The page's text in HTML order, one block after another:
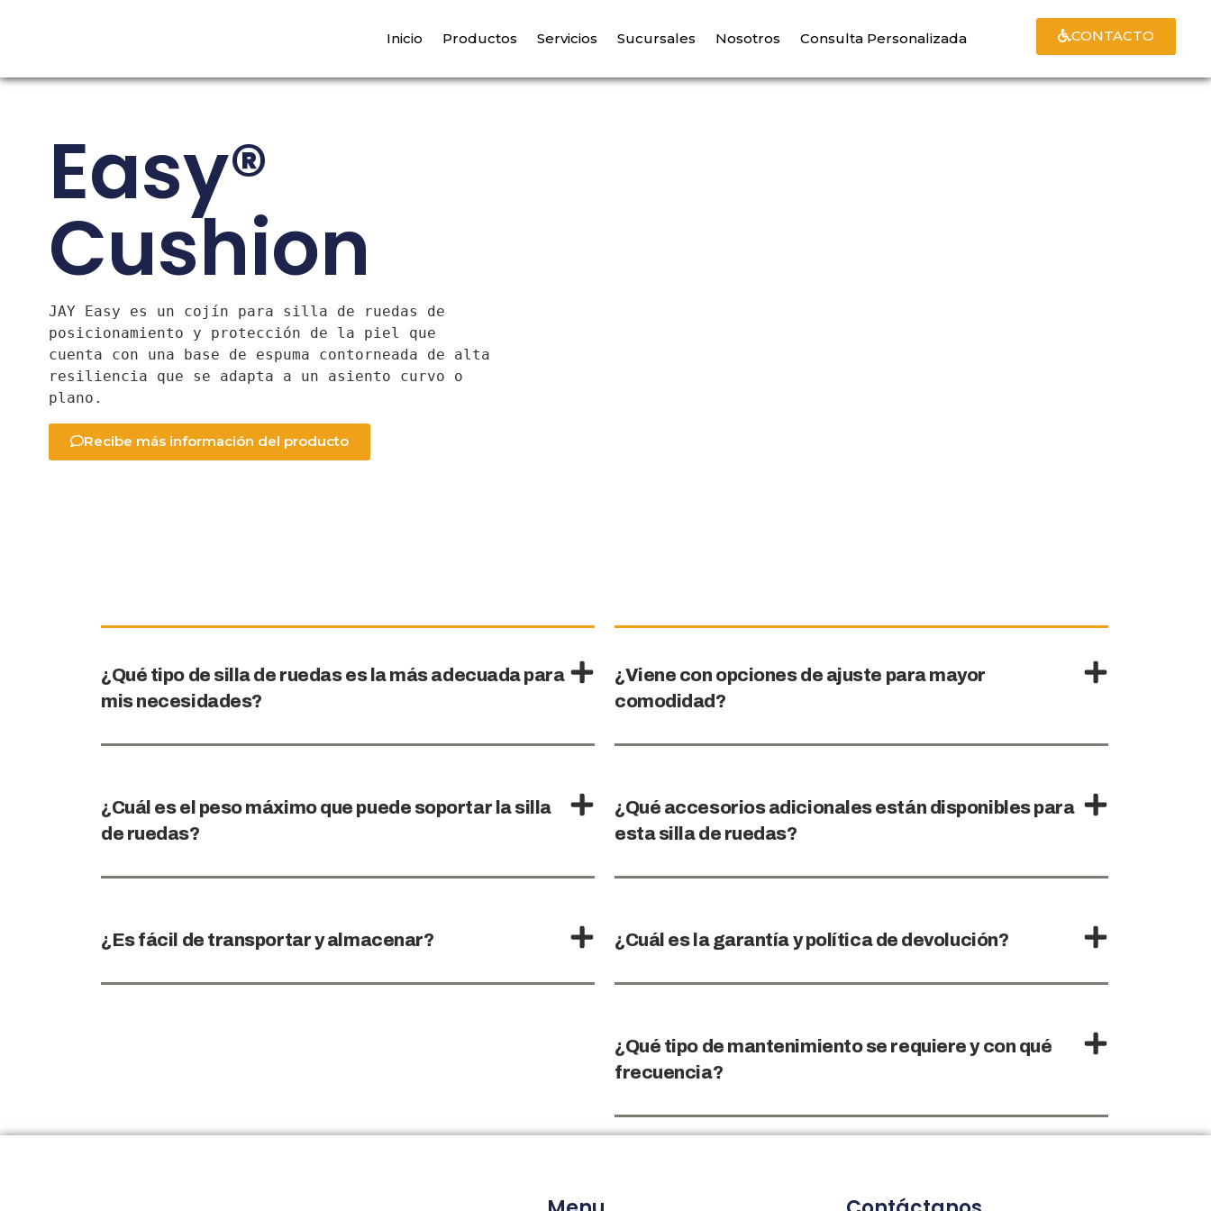
Inicio Productos Servicios Sucursales Nosotros Consulta Personalizada CONTACTO
Easy®
Cushion
JAY Easy es un cojín para silla de ruedas de
posicionamiento y protección de la piel que
cuenta con una base de espuma contorneada de alta
resiliencia que se adapta a un asiento curvo o
plano.
Recibe más información del producto
¿Qué tipo de silla de ruedas es la más adecuada para
mis necesidades?
¿Cuál es el peso máximo que puede soportar la silla
de ruedas?
¿Es fácil de transportar y almacenar?
¿Viene con opciones de ajuste para mayor
comodidad?
¿Qué accesorios adicionales están disponibles para
esta silla de ruedas?
¿Cuál es la garantía y política de devolución?
¿Qué tipo de mantenimiento se requiere y con qué
frecuencia?